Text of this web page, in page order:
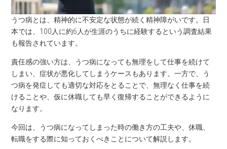
うつ病とは、精神的に不安定な状態が続く精神障がいです。日
本では、100人に約6人が生涯のうちに経験するという調査結果
も報告されています。
責任感の強い方は、うつ病になっても無理をして仕事を続けて
しまい、症状が悪化してしまうケースもあります。一方で、う
つ病を発症しても適切な対応をとることで、無理なく仕事を続
けることや、仮に休職しても早く復帰することができるように
なります。
今回は、うつ病になってしまった時の働き方の工夫や、休職、
転職をする際に知っておくべきことについて解説します。